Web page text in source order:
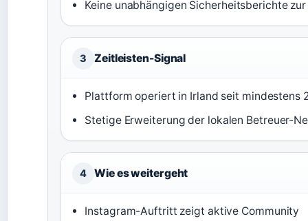
Keine unabhängigen Sicherheitsberichte
3 Zeitleisten-Signal
Plattform operiert in Irland seit mindestens
Stetige Erweiterung der lokalen Betreuer-
4 Wie es weitergeht
Instagram-Auftritt zeigt aktive Community